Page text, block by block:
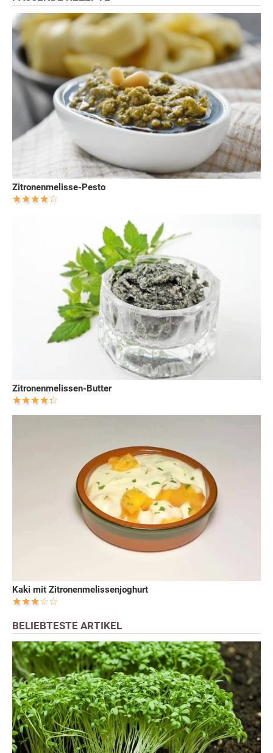
Zitronenmelisse-Pesto
Zitronenmelissen-Butter
Kaki mit Zitronenmelissenjoghurt
BELIEBTESTE ARTIKEL